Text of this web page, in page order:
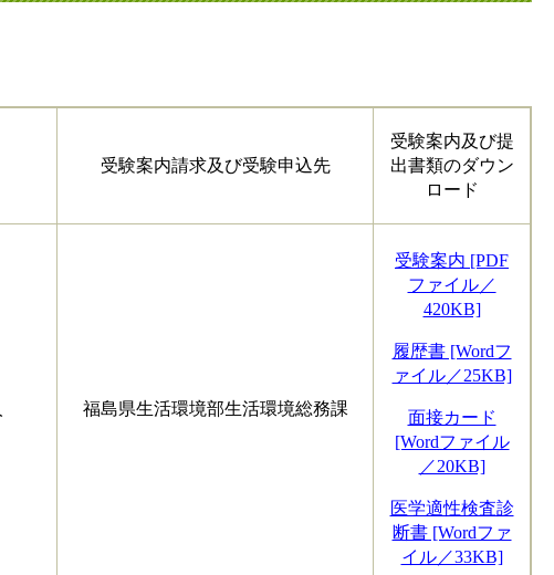
受験案内請求及び受験申込先
受験案内及び提
出書類のダウン
ロード
福島県生活環境部生活環境総務課
受験案内 [PDF
ファイル／
420KB]
履歴書 [Wordフ
ァイル／25KB]
面接カード
[Wordファイル
／20KB]
医学適性検査診
断書 [Wordファ
イル／33KB]